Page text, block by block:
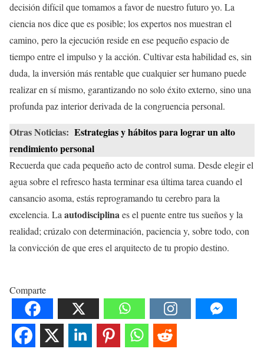
decisión difícil que tomamos a favor de nuestro futuro yo. La
ciencia nos dice que es posible; los expertos nos muestran el
camino, pero la ejecución reside en ese pequeño espacio de
tiempo entre el impulso y la acción. Cultivar esta habilidad es, sin
duda, la inversión más rentable que cualquier ser humano puede
realizar en sí mismo, garantizando no solo éxito externo, sino una
profunda paz interior derivada de la congruencia personal.
Otras Noticias: Estrategias y hábitos para lograr un alto
rendimiento personal
Recuerda que cada pequeño acto de control suma. Desde elegir el
agua sobre el refresco hasta terminar esa última tarea cuando el
cansancio asoma, estás reprogramando tu cerebro para la
excelencia. Laautodisciplinaes el puente entre tus sueños y la
realidad; crúzalo con determinación, paciencia y, sobre todo, con
la convicción de que eres el arquitecto de tu propio destino.
Comparte